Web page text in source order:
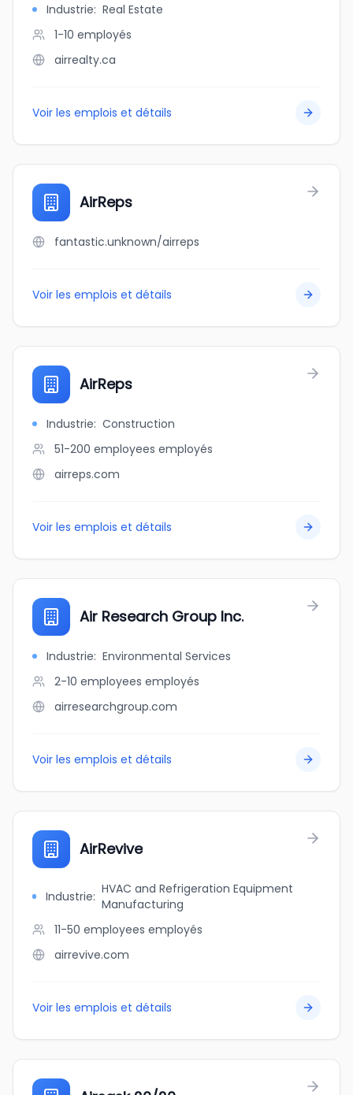
Industrie: Real Estate
1-10 employés
airrealty.ca
Voir les emplois et détails
AirReps
fantastic.unknown/airreps
Voir les emplois et détails
AirReps
Industrie: Construction
51-200 employees employés
airreps.com
Voir les emplois et détails
Air Research Group Inc.
Industrie: Environmental Services
2-10 employees employés
airresearchgroup.com
Voir les emplois et détails
AirRevive
Industrie: HVAC and Refrigeration Equipment
Manufacturing
11-50 employees employés
airrevive.com
Voir les emplois et détails